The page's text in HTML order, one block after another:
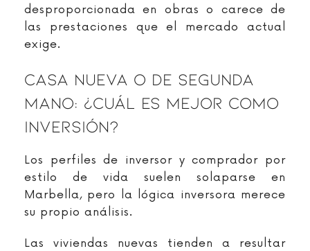
desproporcionada en obras o carece de
las prestaciones que el mercado actual
exige.
Casa Nueva O De Segunda
Mano: ¿cuál Es Mejor Como
Inversión?
Los perfiles de inversor y comprador por
estilo de vida suelen solaparse en
Marbella, pero la lógica inversora merece
su propio análisis.
Las viviendas nuevas tienden a resultar